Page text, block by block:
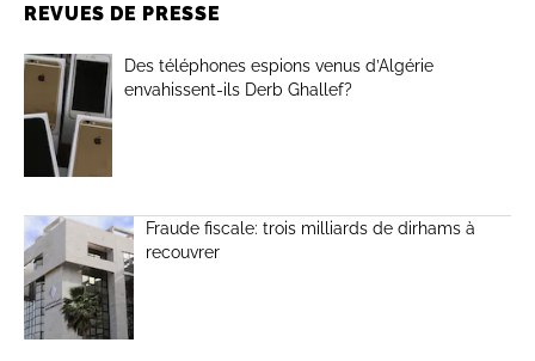
REVUES DE PRESSE
Des téléphones espions venus d’Algérie
envahissent-ils Derb Ghallef?
Fraude fiscale: trois milliards de dirhams à
recouvrer